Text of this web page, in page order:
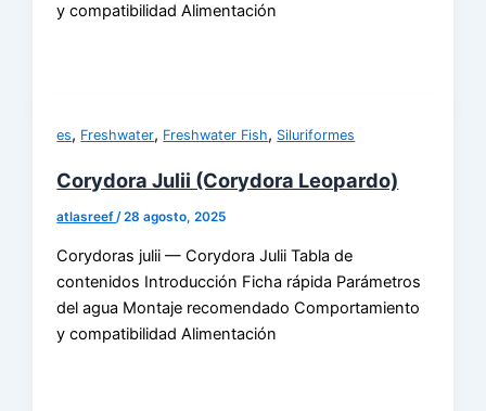
y compatibilidad Alimentación
es, Freshwater, Freshwater Fish, Siluriformes
Corydora Julii (Corydora Leopardo)
atlasreef/28 agosto, 2025
Corydoras julii — Corydora Julii Tabla de
contenidos Introducción Ficha rápida Parámetros
del agua Montaje recomendado Comportamiento
y compatibilidad Alimentación